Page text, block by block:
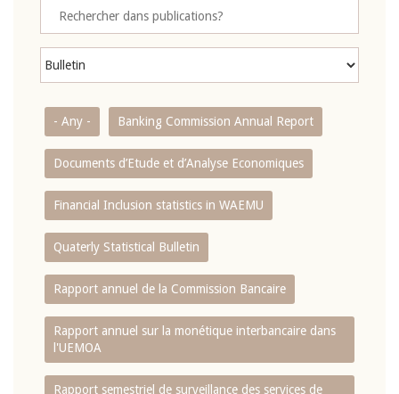
- Any - Banking Commission Annual Report
Documents d’Etude et d’Analyse Economiques
Financial Inclusion statistics in WAEMU
Quaterly Statistical Bulletin
Rapport annuel de la Commission Bancaire
Rapport annuel sur la monétique interbancaire dans
l'UEMOA
Rapport semestriel de surveillance des services de